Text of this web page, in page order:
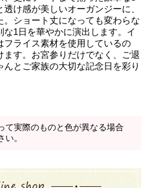
け感が美しいオーガンジーに、
ショート丈になっても変わらな
1日を華やかに演出します。イ
フライス素材を使用しているの
す。お宮参りだけでなく、ご退
とご家族の大切な記念日を彩り
て実際のものと色が異なる場合
。